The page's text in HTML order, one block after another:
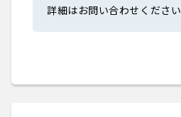
詳細はお問い合わせください